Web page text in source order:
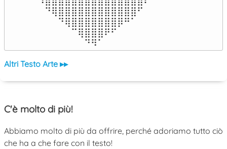
⠀⠙⢿⣿⣿⣿⣿⣿⣿⣿⣿⣿⣿⣿⣿⠋⠀
⠀⠀⠀⠙⢿⣿⣿⣿⣿⣿⣿⣿⡿⠛⠁⠀⠀
⠀⠀⠀⠀⠀⠉⢿⣿⣿⣿⠟⠋⠀⠀⠀⠀⠀
⠀⠀⠀⠀⠀⠀⠀⠙⠻⠁⠀⠀⠀⠀⠀⠀⠀⠀⠀⠀⠀⠀⠀
Altri Testo Arte ▸▸
C'è molto di più!
Abbiamo molto di più da offrire, perché adoriamo tutto ciò
che ha a che fare con il testo!